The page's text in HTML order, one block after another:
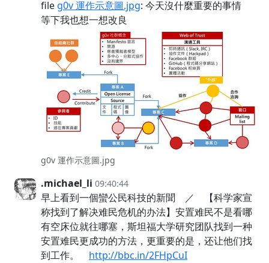
file g0v 運作示意圖.jpg: 今天沒什麼重要的事情
等下我也想一想改良
g0v 運作示意圖.jpg
.michael_li 09:40:44
早上看到一個蠻公民科技的新聞 ／ 【科学家宣
称找到了解决难民危机的办法】安置难民不是看哪
有空床位就往哪塞，斯坦福大学研究团队找到一种
安置难民更成功的方法，更重要的是，还让他们找
到工作。 http://bbc.in/2FHpCuI